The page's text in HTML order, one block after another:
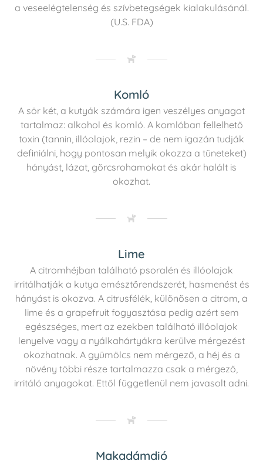
a veseelégtelenség és szívbetegségek kialakulásánál.
(U.S. FDA)
Komló
A sör két, a kutyák számára igen veszélyes anyagot
tartalmaz: alkohol és komló. A komlóban fellelhető
toxin (tannin, illóolajok, rezin – de nem igazán tudják
definiálni, hogy pontosan melyik okozza a tüneteket)
hányást, lázat, görcsrohamokat és akár halált is
okozhat.
Lime
A citromhéjban található psoralén és illóolajok
irritálhatják a kutya emésztőrendszerét, hasmenést és
hányást is okozva. A citrusfélék, különösen a citrom, a
lime és a grapefruit fogyasztása pedig azért sem
egészséges, mert az ezekben található illóolajok
lenyelve vagy a nyálkahártyákra kerülve mérgezést
okozhatnak. A gyümölcs nem mérgező, a héj és a
növény többi része tartalmazza csak a mérgező,
irritáló anyagokat. Ettől függetlenül nem javasolt adni.
Makadámdió